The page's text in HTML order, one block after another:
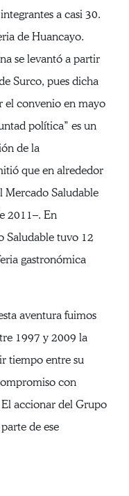
a casi 30.
de Huancayo.
se levantó a partir
Surco, pues dicha
convenio en mayo
política” es un
de la
que en alrededor
Mercado Saludable
2011–. En
Saludable tuvo 12
gastronómica
aventura fuimos
1997 y 2009 la
tiempo entre su
con
accionar del Grupo
de ese